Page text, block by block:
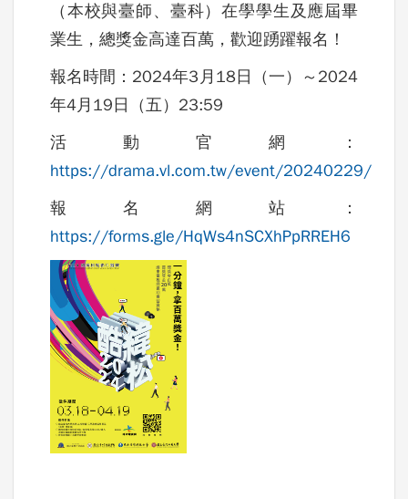
（本校與臺師、臺科）在學學生及應屆畢
業生 ，總獎金高達百萬，歡迎踴躍報名！
報名時間：2024年3月18日（一）～2024
年4月19日（五）23:59
活動官網：
https://drama.vl.com.tw/event/20240229/
報名網站：
https://forms.gle/HqWs4nSCXhPpRREH6